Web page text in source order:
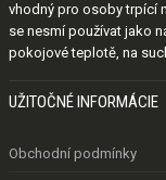
vhodný pro osoby trpící
se nesmí používat jako
pokojové teplotě, na
UŽITOČNÉ INFORMÁCIE
Obchodní podmínky